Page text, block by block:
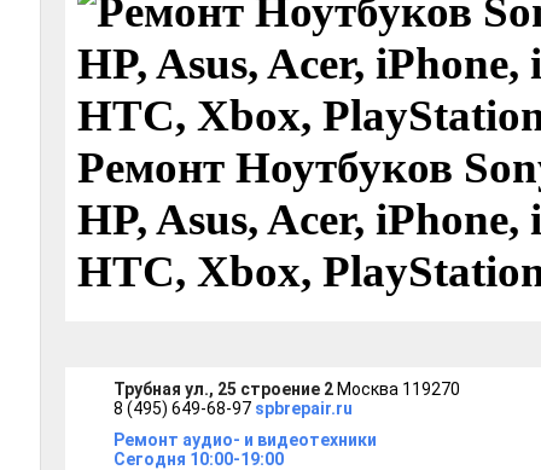
Ремонт Ноутбуков
HP, Asus, Acer, iPhone,
HTC, Xbox,
Трубная ул., 25 строение 2 Москва 119270
8 (495) 649-68-97 spbrepair.ru
Ремонт аудио- и видеотехники
Сегодня 10:00-19:00